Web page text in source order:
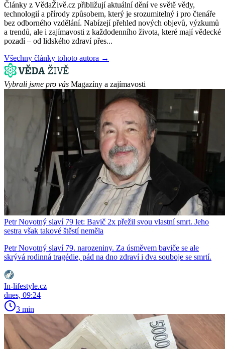
Články z VědaŽivě.cz přibližují aktuální dění ve světě vědy,
technologií a přírody způsobem, který je srozumitelný i pro čtenáře
bez odborného vzdělání. Nabízejí přehled nových objevů, výzkumů
a trendů, ale i zajímavosti z každodenního života, které mají vědecké
pozadí – od lidského zdraví přes...
Všechny články tohoto autora →
Vybrali jsme pro vás Magazíny a zajímavosti
Petr Novotný slaví 79 let: Bavič 2x přežil svou vlastní smrt. Jeho
sestra však takové štěstí neměla
Petr Novotný slaví 79. narozeniny. Za úsměvem baviče se ale
skrývá rodinná tragédie, pád na dno zdraví i dva souboje se smrtí.
In-lifestyle.cz
dnes, 09:24
3 min